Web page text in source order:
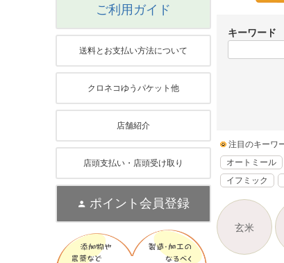
ご利用ガイド
送料とお支払い方法について
クロネコゆうパケット他
店舗紹介
店頭支払い・店頭受け取り
ポイント会員登録
キーワード
注目のキーワ
オートミール
イフミック
玄米